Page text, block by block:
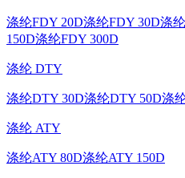
涤纶FDY 20D涤纶FDY 30D涤
150D涤纶FDY 300D
涤纶 DTY
涤纶DTY 30D涤纶DTY 50D涤
涤纶 ATY
涤纶ATY 80D涤纶ATY 150D